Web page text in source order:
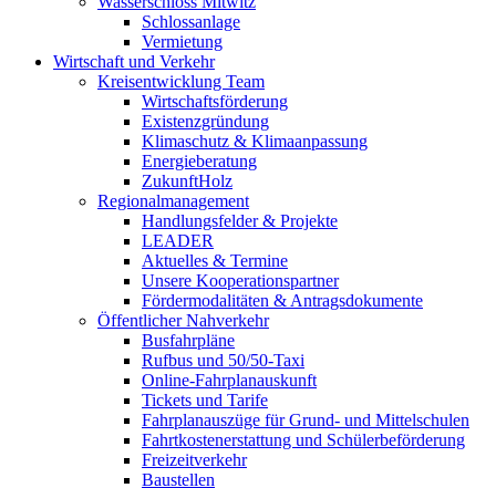
Schlossanlage
Vermietung
Wirtschaft und Verkehr
Kreisentwicklung Team
Wirtschaftsförderung
Existenzgründung
Klimaschutz & Klimaanpassung
Energieberatung
ZukunftHolz
Regionalmanagement
Handlungsfelder & Projekte
LEADER
Aktuelles & Termine
Unsere Kooperationspartner
Fördermodalitäten & Antragsdokumente
Öffentlicher Nahverkehr
Busfahrpläne
Rufbus und 50/50-Taxi
Online-Fahrplanauskunft
Tickets und Tarife
Fahrplanauszüge für Grund- und Mittelschulen
Fahrtkostenerstattung und Schülerbeförderung
Freizeitverkehr
Baustellen